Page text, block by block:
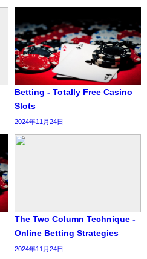
Betting - Totally Free Casino
Slots
2024年11月24日
The Two Column Technique -
Online Betting Strategies
2024年11月24日